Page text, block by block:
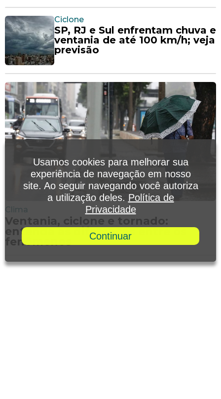
Ciclone
SP, RJ e Sul enfrentam chuva e
ventania de até 100 km/h; veja
previsão
Clima
Ventania, ciclone e tornado:
entenda as diferenças entre os
fenômenos
Usamos cookies para melhorar sua
experiência de navegação em nosso
site. Ao seguir navegando você autoriza
a utilização deles. Política de
Privacidade
Continuar